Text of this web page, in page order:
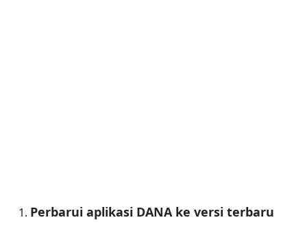
Perbarui aplikasi DANA ke versi terbaru